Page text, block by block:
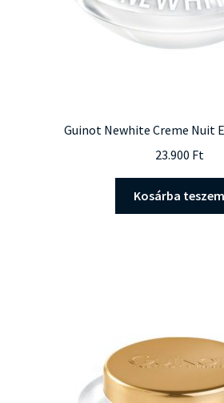
Guinot Newhite Creme Nuit
23.900 Ft
Kosárba teszem